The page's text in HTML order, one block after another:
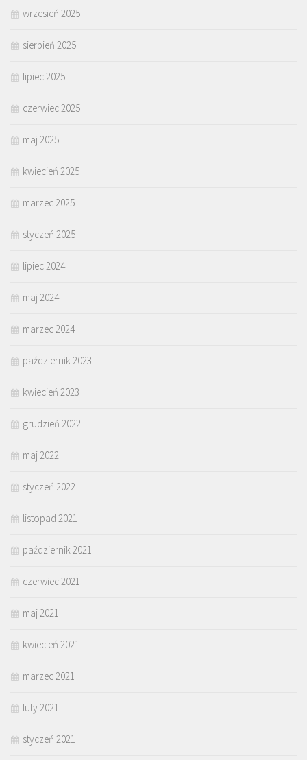
wrzesień 2025
sierpień 2025
lipiec 2025
czerwiec 2025
maj 2025
kwiecień 2025
marzec 2025
styczeń 2025
lipiec 2024
maj 2024
marzec 2024
październik 2023
kwiecień 2023
grudzień 2022
maj 2022
styczeń 2022
listopad 2021
październik 2021
czerwiec 2021
maj 2021
kwiecień 2021
marzec 2021
luty 2021
styczeń 2021